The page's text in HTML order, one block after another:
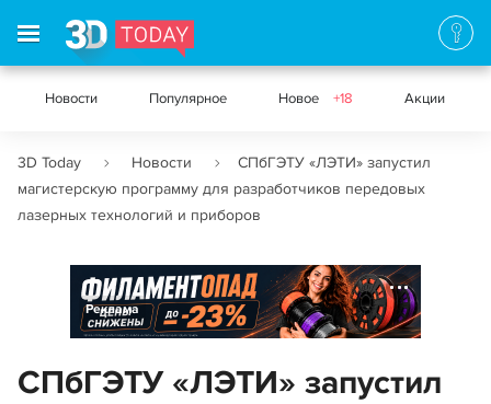
Новости Популярное Новое +18 Акции
3D Today Новости
СПбГЭТУ «ЛЭТИ» запустил
магистерскую программу для разработчиков передовых
лазерных технологий и приборов
Реклама
СПбГЭТУ «ЛЭТИ» запустил